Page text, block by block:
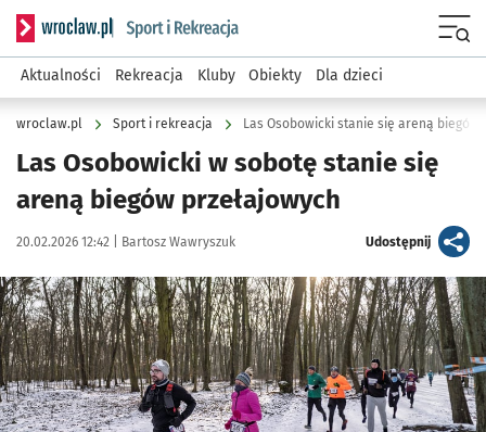
Serwis informacyjny wroclaw.pl podserwis: Sport i rekreacja
Aktualności Rekreacja Kluby Obiekty Dla dzieci
wroclaw.pl Sport i rekreacja Las Osobowicki stanie się areną biegów
Las Osobowicki w sobotę stanie się
areną biegów przełajowych
Data publikacji:
20.02.2026 12:42 | Autor:
Bartosz Wawryszuk Udostępnijartykuł
Kliknij, aby powiększyć